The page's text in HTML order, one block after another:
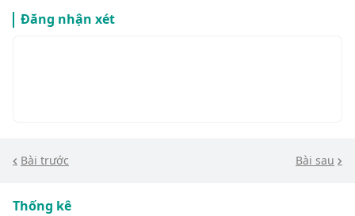
Đăng nhận xét
Bài trước Bài sau
Thống kê